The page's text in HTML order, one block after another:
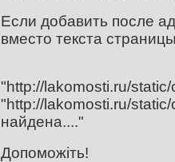
Если добавить после
вместо текста
"http://lakomosti.ru/
"http://lakomosti.ru/
найдена...."
Допоможіть!